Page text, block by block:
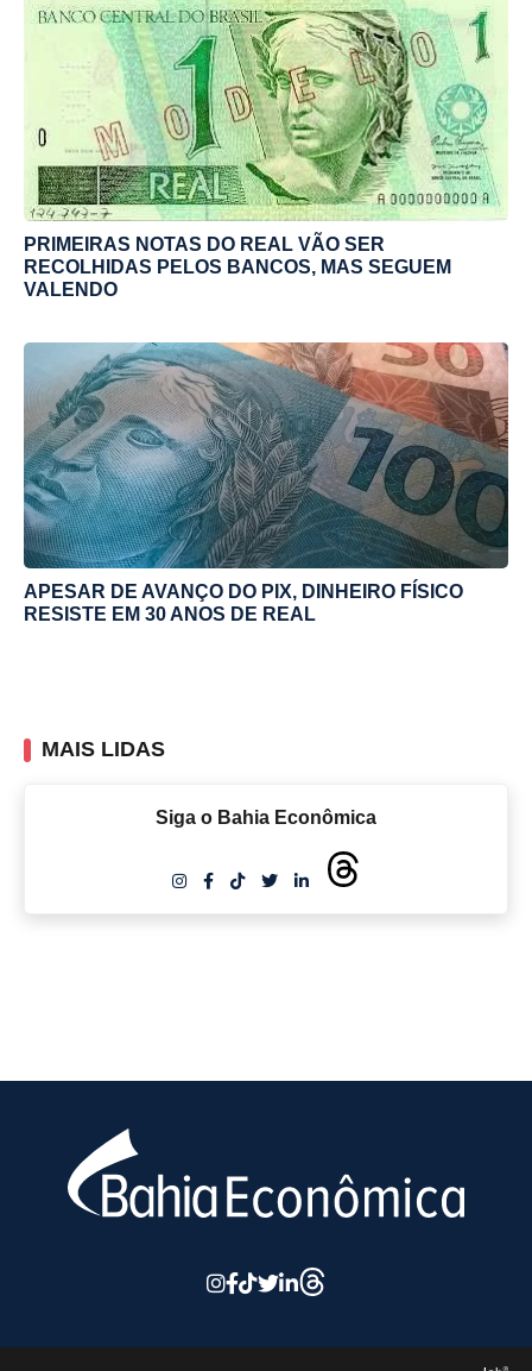
PRIMEIRAS NOTAS DO REAL VÃO SER
RECOLHIDAS PELOS BANCOS, MAS SEGUEM
VALENDO
APESAR DE AVANÇO DO PIX, DINHEIRO FÍSICO
RESISTE EM 30 ANOS DE REAL
MAIS LIDAS
Siga o Bahia Econômica